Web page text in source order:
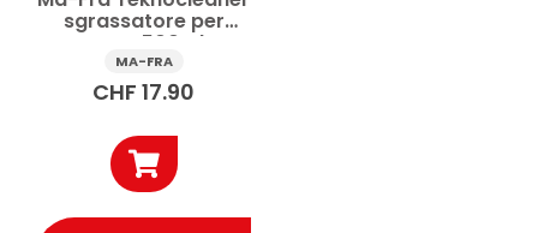
sgrassatore per
moto 500ml
MA-FRA
CHF 17.90